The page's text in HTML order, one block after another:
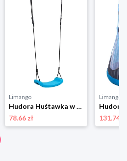
Limango
Hudora Huśtawka w kolorze błękitnym - 3+ rozmiar: onesize
78.66 zł
Limango
131.74 zł